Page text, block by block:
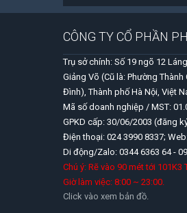
CÔNG TY CỔ PHẦN
Trụ sở chính: Số 19 ngõ 12
Giảng Võ (Cũ là: Phường Thành
Đình), Thành phố Hà Nội, Việt
Mã số doanh nghiệp / MST:
GPKD cấp: 30/06/2003 (đăng
Điện thoại: 024 3990 8337;
Di động/Zalo: 0344 6363 64 -
Chú ý: Rẽ vào 90 mét tới 101K3
Giờ làm việc: 8:00 ~ 23:00.
Click vào xem bản đồ.